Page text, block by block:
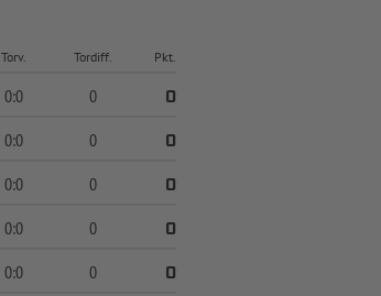
Torv. Tordiff. Pkt.
0:0 0 0
0:0 0 0
0:0 0 0
0:0 0 0
0:0 0 0